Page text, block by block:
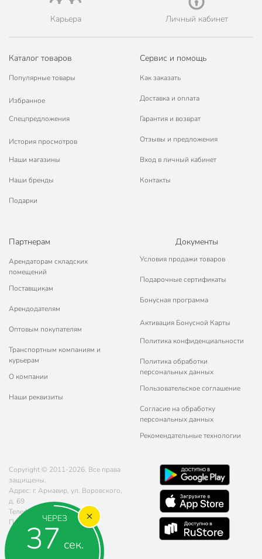
ЧЕРЕЗ
35 сек.
Карьера Личный кабинет
Каталог товаров
Популярные товары
Избранное
Спецпредложения
История просмотров
Наши магазины
Наши бренды
Подарки
Сервис и помощь
Как заказать
Доставка и оплата
Гарантия и возврат
Отзывы и предложения
Вход в личный кабинет
Контакты
Партнерам
Арендаторам складских
помещений
Поставщикам
Арендодателям
Оптовым покупателям
Транспортным компаниям и
курьерам
О компании
Наши реквизиты
Документы
Условия продажи товаров
Подарочные сертификаты
Бонусная программа
Активация Бонусной Карты
Политика конфиденциальности
Политика обработки
персональных данных
Пользовательское соглашение
Согласие на обработку
персональных данных
Рекомендательные технологии
Copyright © 2011-2026. Все права
защищены.
Адрес: г. Армавир, ул. Воровского,
д. 69
Телефон:
8 (800) 770-77-06
Почта:
sales@poryadok.ru